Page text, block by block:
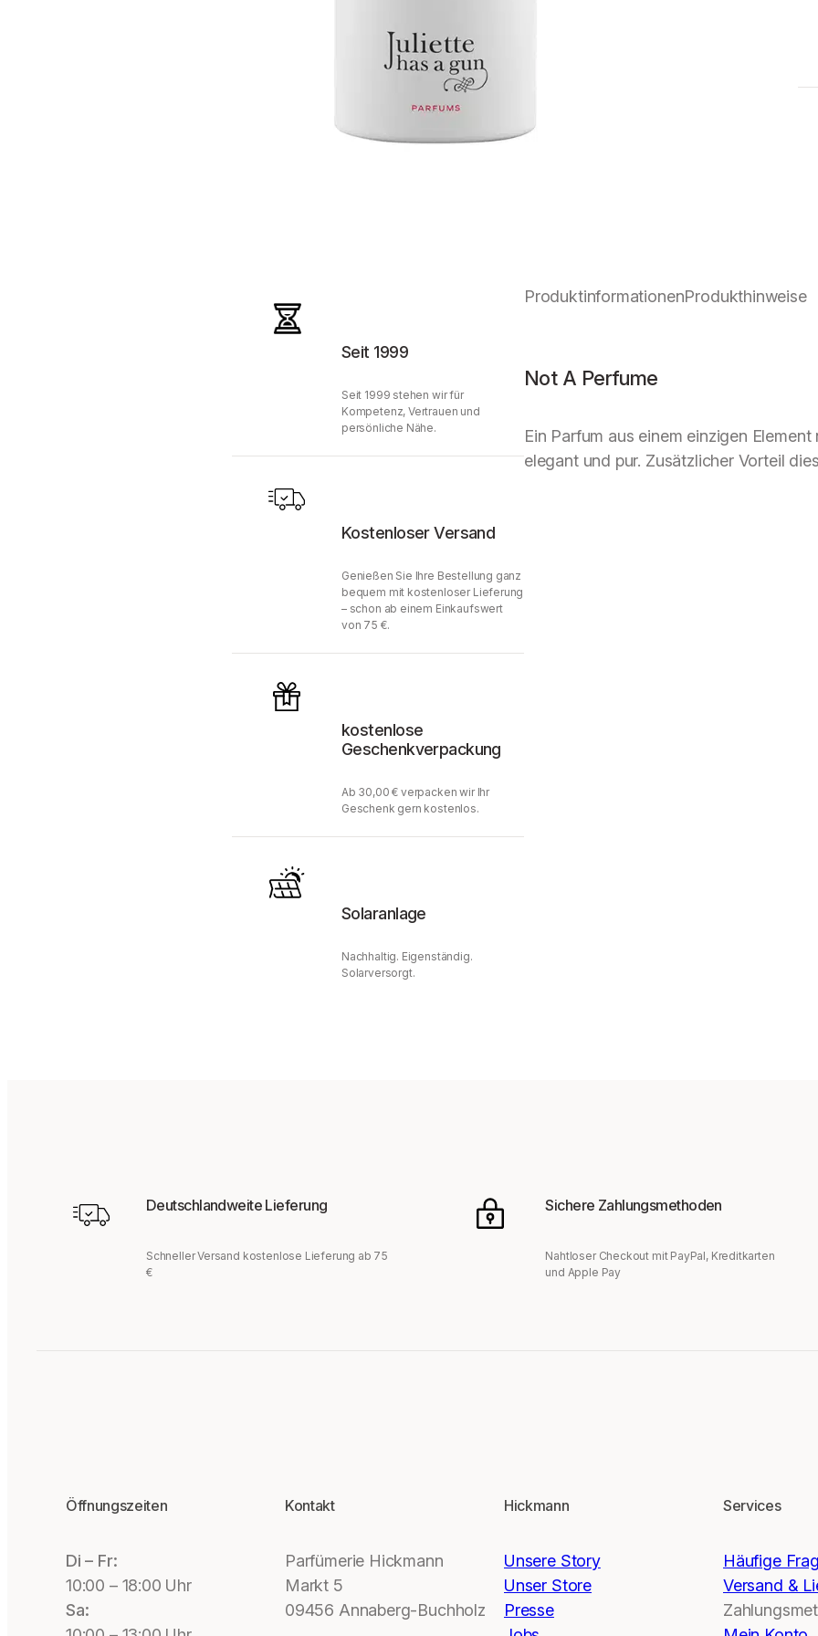
ProduktinformationenProdukthinweise
Not A Perfume
Ein Parfum aus einem einzigen
elegant und pur. Zusätzlicher Vorteil
Seit 1999
Seit 1999 stehen wir für
Kompetenz, Vertrauen und
persönliche Nähe.
Kostenloser Versand
Genießen Sie Ihre Bestellung ganz
bequem mit kostenloser Lieferung
– schon ab einem Einkaufswert
von 75 €.
kostenlose
Geschenkverpackung
Ab 30,00 € verpacken wir Ihr
Geschenk gern kostenlos.
Solaranlage
Nachhaltig. Eigenständig.
Solarversorgt.
Deutschlandweite Lieferung
Schneller Versand kostenlose Lieferung ab 75
€
Sichere Zahlungsmethoden
Nahtloser Checkout mit PayPal, Kreditkarten
und Apple Pay
Öffnungszeiten
Di – Fr:
10:00 – 18:00 Uhr
Sa:
Kontakt
Parfümerie Hickmann
Markt 5
09456 Annaberg-Buchholz
Hickmann
Unsere Story
Unser Store
Presse
Services
Häufige
Versand &